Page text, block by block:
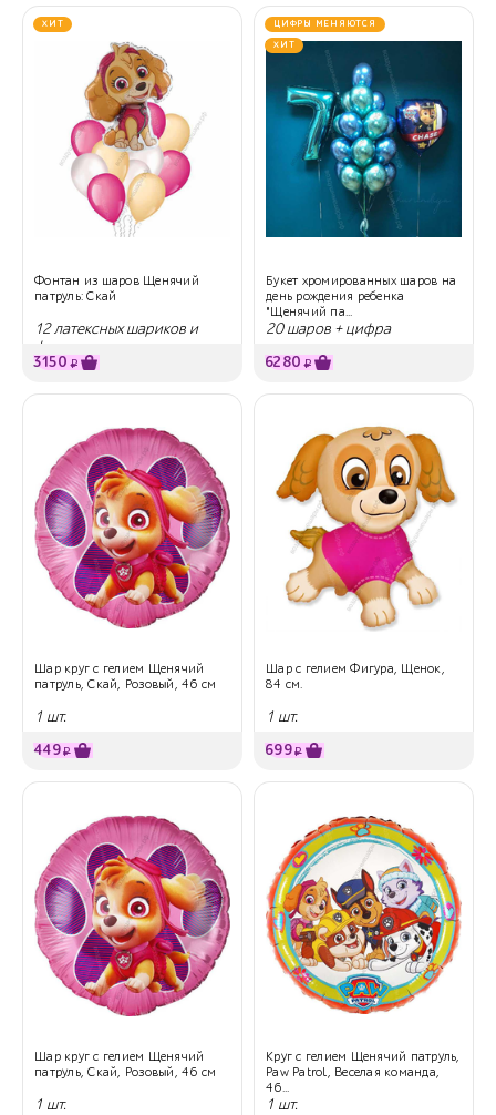
ХИТ
Фонтан из шаров Щенячий
патруль: Скай
12 латексных шариков и
фигура
3150 ₽
ЦИФРЫ МЕНЯЮТСЯ
ХИТ
Букет хромированных шаров на
день рождения ребенка
"Щенячий па...
20 шаров + цифра
6280 ₽
Шар круг с гелием Щенячий
патруль, Скай, Розовый, 46 см
1 шт.
449₽
Шар с гелием Фигура, Щенок,
84 см.
1 шт.
699₽
Шар круг с гелием Щенячий
патруль, Скай, Розовый, 46 см
1 шт.
Круг с гелием Щенячий патруль,
Paw Patrol, Веселая команда,
46...
1 шт.